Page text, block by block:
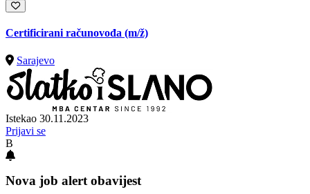
Certificirani računovođa (m/ž)
Sarajevo
Istekao 30.11.2023
Prijavi se
B
Nova job alert obavijest